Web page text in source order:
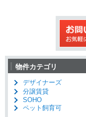
物件カテゴリ
デザイナーズ
分譲賃貸
SOHO
ペット飼育可